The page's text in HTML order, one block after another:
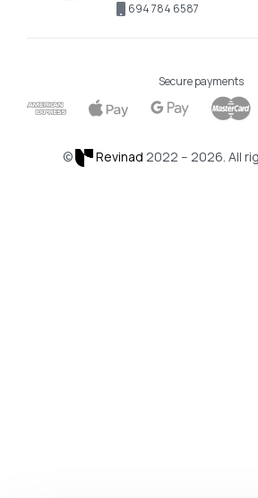
694 784 6587
© Revinad 2022 – 2026. All
Secure payments